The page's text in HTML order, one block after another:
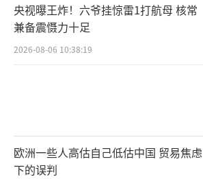
央视曝王炸！六爷挂惊雷1打航母 核常
兼备震慑力十足
2026-08-06 10:38:19
欧洲一些人高估自己低估中国 贸易焦虑
下的误判